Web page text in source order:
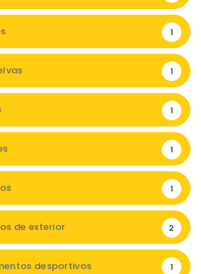
1
1
1
1
1
de exterior 2
desportivos 1